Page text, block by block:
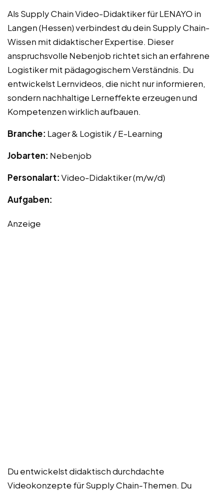
Als Supply Chain Video-Didaktiker für LENAYO in
Langen (Hessen) verbindest du dein Supply Chain-
Wissen mit didaktischer Expertise. Dieser
anspruchsvolle Nebenjob richtet sich an erfahrene
Logistiker mit pädagogischem Verständnis. Du
entwickelst Lernvideos, die nicht nur informieren,
sondern nachhaltige Lerneffekte erzeugen und
Kompetenzen wirklich aufbauen.
Branche: Lager & Logistik / E-Learning
Jobarten: Nebenjob
Personalart:Video-Didaktiker (m/w/d)
Aufgaben:
Anzeige
Du entwickelst didaktisch durchdachte
Videokonzepte für Supply Chain-Themen. Du